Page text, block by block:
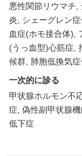
悪性関節リウマチ
炎
シェーグレン
血症(ホモ接合体)
(うっ血型)心筋症
候群 肺胞低換気
一次的に診る
甲状腺ホルモン不
症 偽性副甲状腺
低下症